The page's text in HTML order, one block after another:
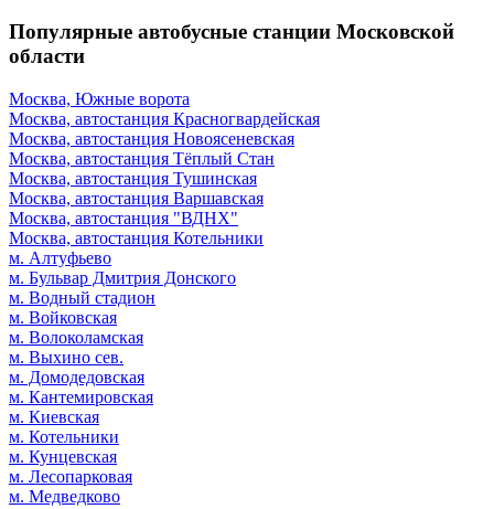
Популярные автобусные станции Московской
области
Москва, Южные ворота
Москва, автостанция Красногвардейская
Москва, автостанция Новоясеневская
Москва, автостанция Тёплый Стан
Москва, автостанция Тушинская
Москва, автостанция Варшавская
Москва, автостанция "ВДНХ"
Москва, автостанция Котельники
м. Алтуфьево
м. Бульвар Дмитрия Донского
м. Водный стадион
м. Войковская
м. Волоколамская
м. Выхино сев.
м. Домодедовская
м. Кантемировская
м. Киевская
м. Котельники
м. Кунцевская
м. Лесопарковая
м. Медведково